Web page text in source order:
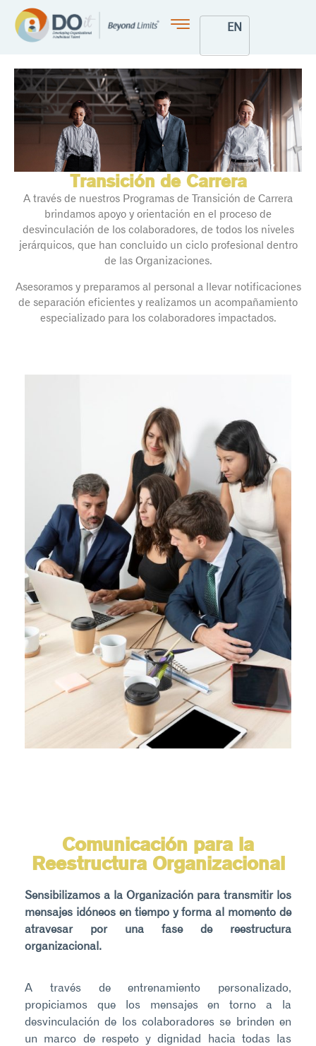
EN
Transición de Carrera
A través de nuestros Programas de Transición de Carrera
brindamos apoyo y orientación en el proceso de
desvinculación de los colaboradores, de todos los niveles
jerárquicos, que han concluido un ciclo profesional dentro
de las Organizaciones.
Asesoramos y preparamos al personal a llevar notificaciones
de separación eficientes y realizamos un acompañamiento
especializado para los colaboradores impactados.
Comunicación para la
Reestructura Organizacional
Sensibilizamos a la Organización para transmitir los
mensajes idóneos en tiempo y forma al momento de
atravesar por una fase de reestructura
organizacional.
A través de entrenamiento personalizado,
propiciamos que los mensajes en torno a la
desvinculación de los colaboradores se brinden en
un marco de respeto y dignidad hacia todas las